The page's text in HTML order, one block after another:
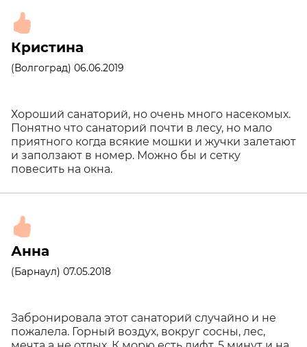
Кристина
(Волгоград) 06.06.2019
Хороший санаторий, но очень много насекомых.
Понятно что санаторий почти в лесу, но мало
приятного когда всякие мошки и жучки залетают
и заползают в номер. Можно бы и сетку
повесить на окна.
Анна
(Барнаул) 07.05.2018
Забронировала этот санаторий случайно и не
пожалела. Горный воздух, вокруг сосны, лес,